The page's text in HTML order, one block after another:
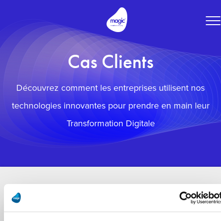
Cas Clients
Découvrez comment les entreprises utilisent nos
technologies innovantes pour prendre en main leur
Transformation Digitale